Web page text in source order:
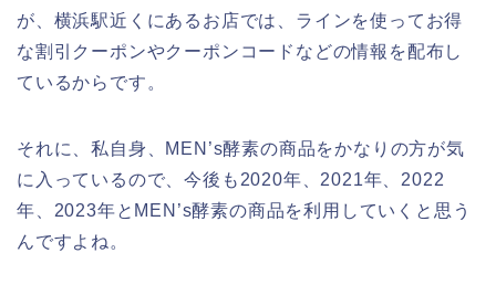
が、横浜駅近くにあるお店では、ラインを使ってお得
な割引クーポンやクーポンコードなどの情報を配布し
ているからです。
それに、私自身、MEN’s酵素の商品をかなりの方が気
に入っているので、今後も2020年、2021年、2022
年、2023年とMEN’s酵素の商品を利用していくと思う
んですよね。